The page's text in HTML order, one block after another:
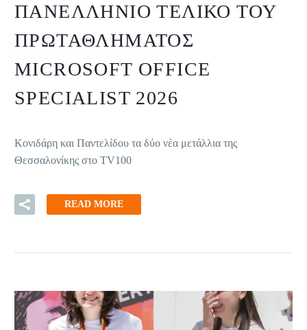
ΠΑΝΕΛΛΉΝΙΟ ΤΕΛΙΚΌ ΤΟΥ
ΠΡΩΤΑΘΛΉΜΑΤΟΣ
MICROSOFT OFFICE
SPECIALIST 2026
Κονιδάρη και Παντελίδου τα δύο νέα μετάλλια της
Θεσσαλονίκης στο TV100
READ MORE